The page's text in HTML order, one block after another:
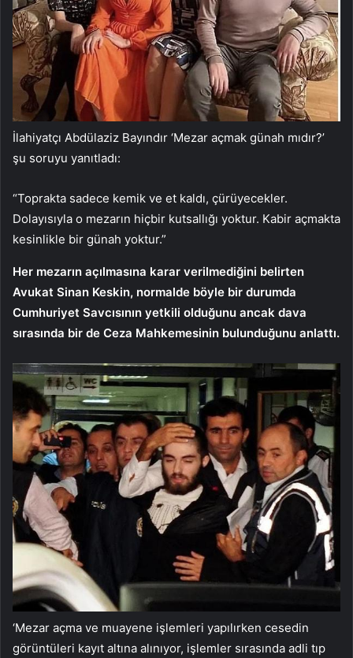
İlahiyatçı Abdülaziz Bayındır ‘Mezar açmak günah mıdır?’
şu soruyu yanıtladı:
“Toprakta sadece kemik ve et kaldı, çürüyecekler.
Dolayısıyla o mezarın hiçbir kutsallığı yoktur. Kabir açmakta
kesinlikle bir günah yoktur.”
Her mezarın açılmasına karar verilmediğini belirten
Avukat Sinan Keskin, normalde böyle bir durumda
Cumhuriyet Savcısının yetkili olduğunu ancak dava
sırasında bir de Ceza Mahkemesinin bulunduğunu anlattı.
‘Mezar açma ve muayene işlemleri yapılırken cesedin
görüntüleri kayıt altına alınıyor, işlemler sırasında adli tıp